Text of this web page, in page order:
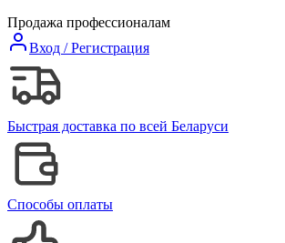
Продажа профессионалам
Вход / Регистрация
Быстрая доставка по всей Беларуси
Способы оплаты